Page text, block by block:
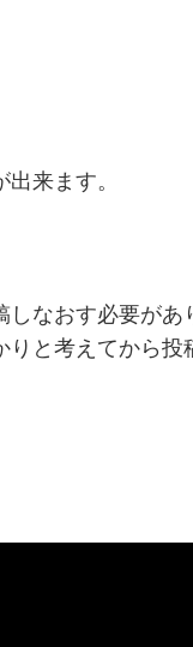
来ます。
なおす必要があ
と考えてから投